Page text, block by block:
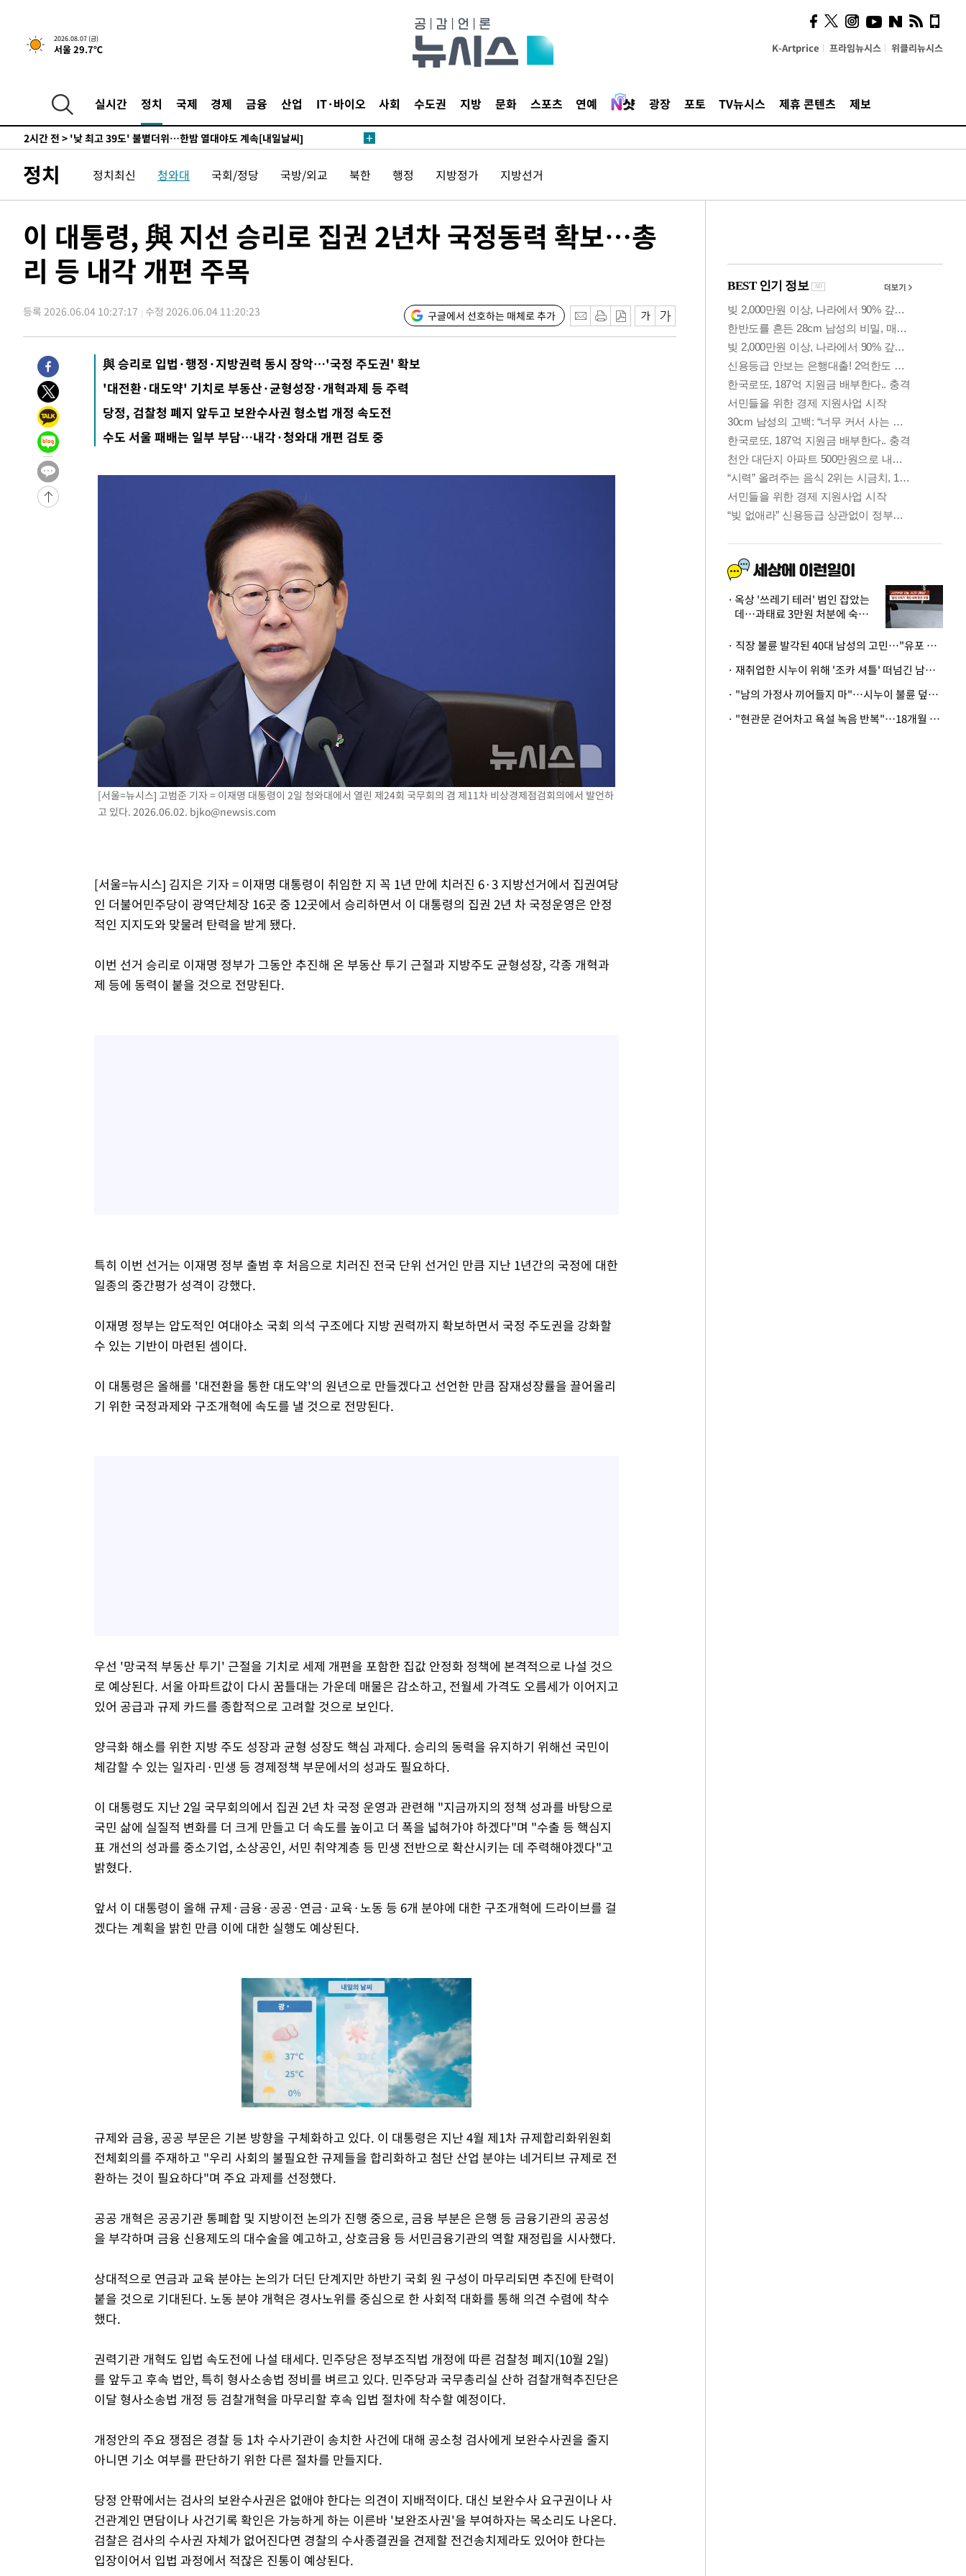
2026.08.07 (금)
서울 29.7℃ K-Artprice 프라임뉴시스 위클리뉴시스
실시간 정치 국제 경제 금융 산업 IT·바이오 사회 수도권 지방 문화 스포츠 연예 광장 포토 TV뉴시스 제휴 콘텐츠 제보
1시간 전 >[속보]합참 "北 발사체는 단거리탄도미사일…감시·경계태세 강화"
2시간 전 >[속보]합참 "북, 동해상으로 미상 발사체 발사"
2시간 전 >'낮 최고 39도' 불볕더위…한밤 열대야도 계속[내일날씨]
2시간 전 > [속보]7~9일 프로야구 3연전도 폭염 취소…11일 재개
2시간 전 >
2시간 전 >
'월드컵 탈락 후폭풍' 축구협회…초유의 압수수색에 '충격·당황'
2시간 전 >서울 낮 37.9도, 올여름 최고치 경신…영등포 순간 '40도'
2시간 전 > [속보]종합특검, 대검 추가 압수수색…내란 중요임무종사 혐의
3시간 전 > [속보]코스닥, 800p 회복…0.26% 오른 801.67 마감
3시간 전 >[속보]코스피, 301.88포인트(4.58%) 내린 6296.38 마감
3시간 전 >[속보]원·달러 환율, 0.7원 내린 1423.8원 마감
손흥민, 5경기 연속골 실패…LAFC는 승부차기 끝 과달라하라 격파
-11687초 전 >
'월드컵 탈락 후폭풍' 축구협회…11시간 걸린 초유의 압수수색(종
-11123초 전 >
[속보] 뉴욕증시, 혼조 출발…나스닥 0.3%↓, 다우 0.14%↑
-9916초 전 >
축구협회, 15년 전 심판 성 접대 파문에 "현재는 내부 지침 준수"
-8601초 전 >
경찰, '홍명보는 2순위' 결론냈던 스포츠윤리센터도 압수수색
1시간 전 >
[속보]합참 "北 발사체는 단거리탄도미사일…감시·경계태세 강화"
1시간 전 >
2시간 전 >
2시간 전 >
[속보]합참 "북, 동해상으로 미상 발사체 발사"
'낮 최고 39도' 불볕더위…한밤 열대야도 계속[내일날씨]
[속보]7~9일 프로야구 3연전도 폭염 취소…11일 재개
"韓 외환시장 개입 관측 배경엔 美의 대한국 무역적자 있어"
'월드컵 탈락 후폭풍' 축구협회…초유의 압수수색에 '충격·당황'
서울 낮 37.9도, 올여름 최고치 경신…영등포 순간 '40도'
[속보]종합특검, 대검 추가 압수수색…내란 중요임무종사 혐의
[속보]코스닥, 800p 회복…0.26% 오른 801.67 마감
[속보]코스피, 301.88포인트(4.58%) 내린 6296.38 마감
[속보]원·달러 환율, 0.7원 내린 1423.8원 마감
"여기 떨어졌다"…다누리, 스페이스X 로켓 달 충돌 흔적 포착
손흥민, 5경기 연속골 실패…LAFC는 승부차기 끝 과달라하라 격파
내일까지 39도 '펄펄'…기상청 "태풍 지나며 폭염 잠시 꺾인다"
정치 정치최신 청와대 국회/정당 국방/외교 북한 행정 지방정가 지방선거
이 대통령, 與 지선 승리로 집권 2년차 국정동력 확보…총
리 등 내각 개편 주목
등록 2026.06.04 10:27:17 수정 2026.06.04 11:20:23 구글에서 선호하는 매체로 추가
與 승리로 입법·행정·지방권력 동시 장악…'국정 주도권' 확보
'대전환·대도약' 기치로 부동산·균형성장·개혁과제 등 주력
당정, 검찰청 폐지 앞두고 보완수사권 형소법 개정 속도전
수도 서울 패배는 일부 부담…내각·청와대 개편 검토 중
[서울=뉴시스] 고범준 기자 = 이재명 대통령이 2일 청와대에서 열린 제24회 국무회의 겸 제11차 비상경제점검회의에서 발언하
고 있다. 2026.06.02. bjko@newsis.com
[서울=뉴시스] 김지은 기자 = 이재명 대통령이 취임한 지 꼭 1년 만에 치러진 6·3 지방선거에서 집권여당
인 더불어민주당이 광역단체장 16곳 중 12곳에서 승리하면서 이 대통령의 집권 2년 차 국정운영은 안정
적인 지지도와 맞물려 탄력을 받게 됐다.
이번 선거 승리로 이재명 정부가 그동안 추진해 온 부동산 투기 근절과 지방주도 균형성장, 각종 개혁과
제 등에 동력이 붙을 것으로 전망된다.
특히 이번 선거는 이재명 정부 출범 후 처음으로 치러진 전국 단위 선거인 만큼 지난 1년간의 국정에 대한
일종의 중간평가 성격이 강했다.
이재명 정부는 압도적인 여대야소 국회 의석 구조에다 지방 권력까지 확보하면서 국정 주도권을 강화할
수 있는 기반이 마련된 셈이다.
이 대통령은 올해를 '대전환을 통한 대도약'의 원년으로 만들겠다고 선언한 만큼 잠재성장률을 끌어올리
기 위한 국정과제와 구조개혁에 속도를 낼 것으로 전망된다.
우선 '망국적 부동산 투기' 근절을 기치로 세제 개편을 포함한 집값 안정화 정책에 본격적으로 나설 것으
로 예상된다. 서울 아파트값이 다시 꿈틀대는 가운데 매물은 감소하고, 전월세 가격도 오름세가 이어지고
있어 공급과 규제 카드를 종합적으로 고려할 것으로 보인다.
양극화 해소를 위한 지방 주도 성장과 균형 성장도 핵심 과제다. 승리의 동력을 유지하기 위해선 국민이
체감할 수 있는 일자리·민생 등 경제정책 부문에서의 성과도 필요하다.
이 대통령도 지난 2일 국무회의에서 집권 2년 차 국정 운영과 관련해 "지금까지의 정책 성과를 바탕으로
국민 삶에 실질적 변화를 더 크게 만들고 더 속도를 높이고 더 폭을 넓혀가야 하겠다"며 "수출 등 핵심지
표 개선의 성과를 중소기업, 소상공인, 서민 취약계층 등 민생 전반으로 확산시키는 데 주력해야겠다"고
밝혔다.
앞서 이 대통령이 올해 규제·금융·공공·연금·교육·노동 등 6개 분야에 대한 구조개혁에 드라이브를 걸
겠다는 계획을 밝힌 만큼 이에 대한 실행도 예상된다.
Mute
규제와 금융, 공공 부문은 기본 방향을 구체화하고 있다. 이 대통령은 지난 4월 제1차 규제합리화위원회
전체회의를 주재하고 "우리 사회의 불필요한 규제들을 합리화하고 첨단 산업 분야는 네거티브 규제로 전
환하는 것이 필요하다"며 주요 과제를 선정했다.
공공 개혁은 공공기관 통폐합 및 지방이전 논의가 진행 중으로, 금융 부분은 은행 등 금융기관의 공공성
을 부각하며 금융 신용제도의 대수술을 예고하고, 상호금융 등 서민금융기관의 역할 재정립을 시사했다.
상대적으로 연금과 교육 분야는 논의가 더딘 단계지만 하반기 국회 원 구성이 마무리되면 추진에 탄력이
붙을 것으로 기대된다. 노동 분야 개혁은 경사노위를 중심으로 한 사회적 대화를 통해 의견 수렴에 착수
했다.
권력기관 개혁도 입법 속도전에 나설 태세다. 민주당은 정부조직법 개정에 따른 검찰청 폐지(10월 2일)
를 앞두고 후속 법안, 특히 형사소송법 정비를 벼르고 있다. 민주당과 국무총리실 산하 검찰개혁추진단은
이달 형사소송법 개정 등 검찰개혁을 마무리할 후속 입법 절차에 착수할 예정이다.
개정안의 주요 쟁점은 경찰 등 1차 수사기관이 송치한 사건에 대해 공소청 검사에게 보완수사권을 줄지
아니면 기소 여부를 판단하기 위한 다른 절차를 만들지다.
당정 안팎에서는 검사의 보완수사권은 없애야 한다는 의견이 지배적이다. 대신 보완수사 요구권이나 사
건관계인 면담이나 사건기록 확인은 가능하게 하는 이른바 '보완조사권'을 부여하자는 목소리도 나온다.
검찰은 검사의 수사권 자체가 없어진다면 경찰의 수사종결권을 견제할 전건송치제라도 있어야 한다는
입장이어서 입법 과정에서 적잖은 진통이 예상된다.
의견, 국토부·LH에 충실히
전달할 것"
옥상 '쓰레기 테러' 범인 잡았는
데…과태료 3만원 처분에 숙박업
· 직장 불륜 발각된 40대 남성의 고민…"유포 동료 명예훼손·협박죄 고소 가능할까"
· 재취업한 시누이 위해 '조카 셔틀' 떠넘긴 남편…아내 "난 못한다"
· "남의 가정사 끼어들지 마"…시누이 불륜 덮으려는 남편에 억울한 아내
· "현관문 걷어차고 욕설 녹음 반복"…18개월 아기 키우는 집 뒤흔든 '앞집의 비극'